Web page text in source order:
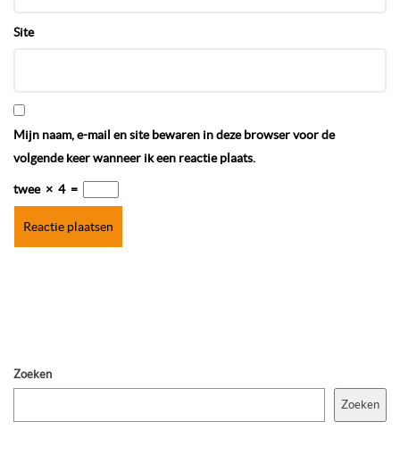
Site
Mijn naam, e-mail en site bewaren in deze browser voor de
volgende keer wanneer ik een reactie plaats.
twee × 4 =
Zoeken
Zoeken